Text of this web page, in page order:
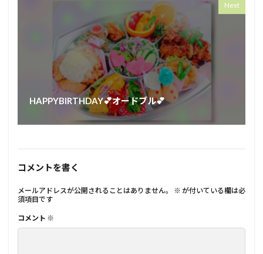
Next
HAPPYBIRTHDAY💕オードブル💕⁡
コメントを書く
メールアドレスが公開されることはありません。 ※ が付いている欄は必
須項目です
コメント ※